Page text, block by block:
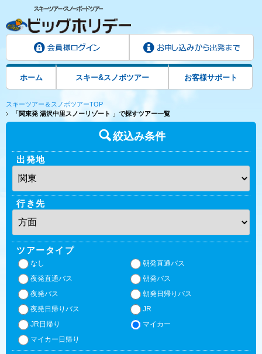
ホーム スキー&スノボツアー お客様サポート
スキーツアー＆スノボツアーTOP
「関東発 湯沢中里スノーリゾート 」で探すツアー一覧
絞込み条件
出発地
行き先
ツアータイプ
なし
朝発直通バス
夜発直通バス
朝発バス
夜発バス
朝発日帰りバス
夜発日帰りバス
JR
JR日帰り
マイカー
マイカー日帰り